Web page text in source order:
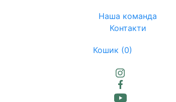
Наша команда
Контакти
Кошик (0)